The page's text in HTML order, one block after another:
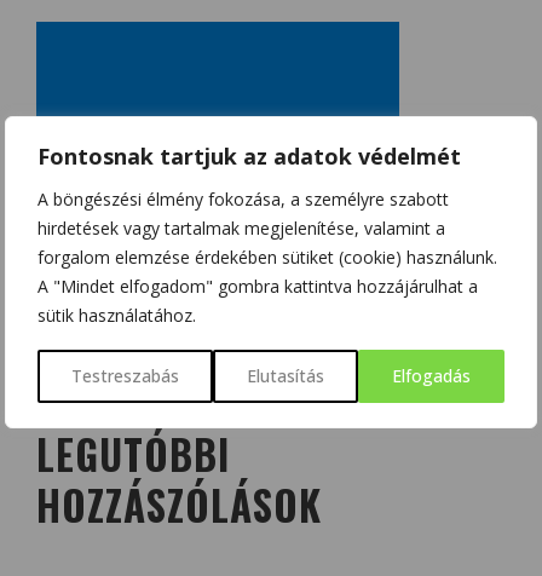
Fontosnak tartjuk az adatok védelmét
A böngészési élmény fokozása, a személyre szabott
hirdetések vagy tartalmak megjelenítése, valamint a
forgalom elemzése érdekében sütiket (cookie) használunk.
A "Mindet elfogadom" gombra kattintva hozzájárulhat a
sütik használatához.
Testreszabás Elutasítás Elfogadás
LEGUTÓBBI
HOZZÁSZÓLÁSOK